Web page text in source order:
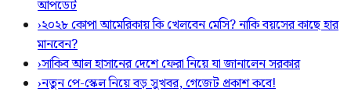
আপডেট
›২০২৮ কোপা আমেরিকায় কি খেলবেন মেসি? নাকি বয়সের কাছে হার
মানবেন?
›সাকিব আল হাসানের দেশে ফেরা নিয়ে যা জানালেন সরকার
›নতুন পে-স্কেল নিয়ে বড় সুখবর, গেজেট প্রকাশ কবে!